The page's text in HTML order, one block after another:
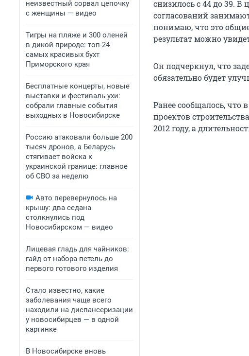
неизвестный сорвал цепочку
с женщины — видео
Тигры на пляже и 300 оленей
в дикой природе: топ-24
самых красивых бухт
Приморского края
Бесплатные концерты, новые
выставки и фестиваль ухи:
собрали главные события
выходных в Новосибирске
Россию атаковали больше 200
тысяч дронов, а Беларусь
стягивает войска к
украинской границе: главное
об СВО за неделю
Авто перевернулось на
крышу: два седана
столкнулись под
Новосибирском — видео
Лицевая гладь для чайников:
гайд от набора петель до
первого готового изделия
Стало известно, какие
заболевания чаще всего
находили на диспансеризации
у новосибирцев — в одной
картинке
В Новосибирске вновь
снизилось с 44 до 39.
согласований
понимаю, что это
результат можно
Он подчеркнул, что
обязательно будет
Ранее сообщалось, что
проектов
2012 году, а